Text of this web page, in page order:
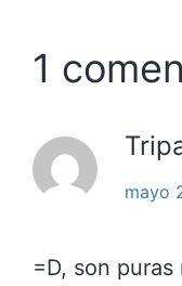
1
mayo
=D, son